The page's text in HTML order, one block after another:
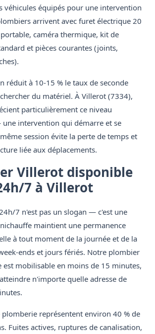
véhicules équipés pour une intervention
arrivent avec furet électrique 20
caméra thermique, kit de
et pièces courantes (joints,
réduit à 10-15 % le taux de seconde
du matériel. À Villerot (7334),
particulièrement ce niveau
intervention qui démarre et se
session évite la perte de temps et
liée aux déplacements.
Villerot disponible
7 à Villerot
7 n'est pas un slogan — c'est une
maintient une permanence
à tout moment de la journée et de la
ends et jours fériés. Notre plombier
est mobilisable en moins de 15 minutes,
n'importe quelle adresse de
plomberie représentent environ 40 % de
Fuites actives, ruptures de canalisation,